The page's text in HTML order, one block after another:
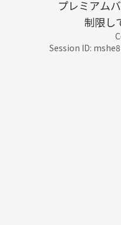
プレミアム
制限し
Session ID: